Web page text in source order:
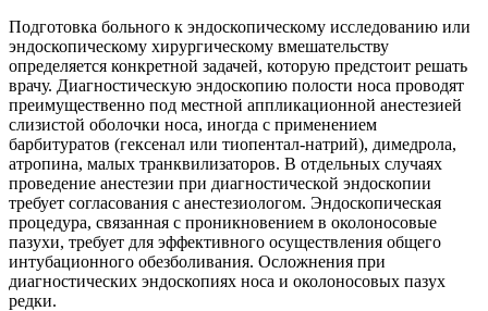
Подготовка больного к эндоскопическому исследованию или
эндоскопическому хирургическому вмешательству
определяется конкретной задачей, которую предстоит решать
врачу. Диагностическую эндоскопию полости носа проводят
преимущественно под местной аппликационной анестезией
слизистой оболочки носа, иногда с применением
барбитуратов (гексенал или тиопентал-натрий), димедрола,
атропина, малых транквилизаторов. В отдельных случаях
проведение анестезии при диагностической эндоскопии
требует согласования с анестезиологом. Эндоскопическая
процедура, связанная с проникновением в околоносовые
пазухи, требует для эффективного осуществления общего
интубационного обезболивания. Осложнения при
диагностических эндоскопиях носа и околоносовых пазух
редки.